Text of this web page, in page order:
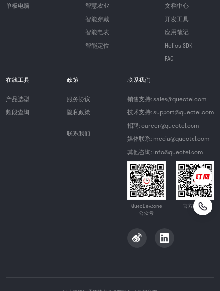
单板电脑
智慧农业
智能穿戴
智能电表
智能定位
文档中心
开发工具
应用笔记
Helios SDK
FAQ
在线工具
产品选型
频段查询
政策
服务协议
隐私政策
联系我们
联系我们
销售支持: sales@quectel.com
技术支持: support@quectel.com
招聘: career@quectel.com
媒体联系: media@quectel.com
其他咨询: info@quectel.com
QuecDevZone
公众号
官方公众号